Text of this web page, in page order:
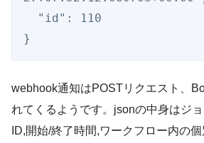
webhook通知はPOSTリクエスト、
れてくるようです。jsonの中身はジ
ID,開始/終了時間,ワークフロー内の